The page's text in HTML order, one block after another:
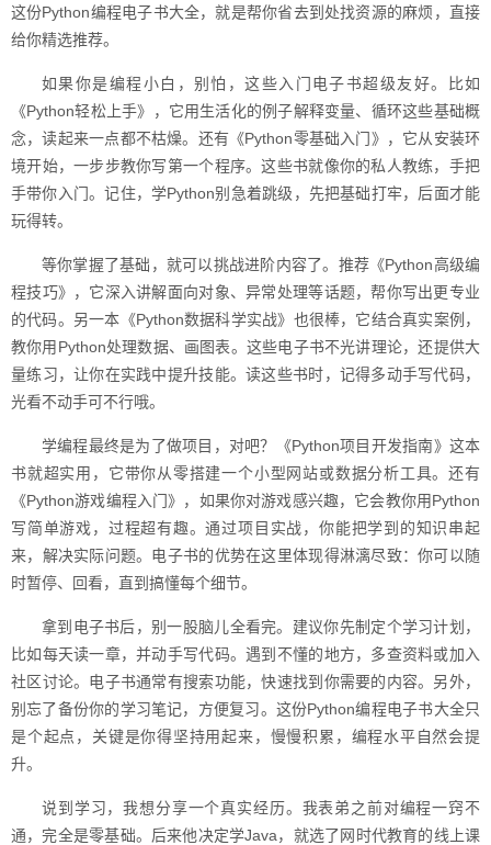
这份Python编程电子书大全，就是帮你省去到处找资源的麻烦，直接
给你精选推荐。
如果你是编程小白，别怕，这些入门电子书超级友好。比如
《Python轻松上手》，它用生活化的例子解释变量、循环这些基础概
念，读起来一点都不枯燥。还有《Python零基础入门》，它从安装环
境开始，一步步教你写第一个程序。这些书就像你的私人教练，手把
手带你入门。记住，学Python别急着跳级，先把基础打牢，后面才能
玩得转。
等你掌握了基础，就可以挑战进阶内容了。推荐《Python高级编
程技巧》，它深入讲解面向对象、异常处理等话题，帮你写出更专业
的代码。另一本《Python数据科学实战》也很棒，它结合真实案例，
教你用Python处理数据、画图表。这些电子书不光讲理论，还提供大
量练习，让你在实践中提升技能。读这些书时，记得多动手写代码，
光看不动手可不行哦。
学编程最终是为了做项目，对吧？《Python项目开发指南》这本
书就超实用，它带你从零搭建一个小型网站或数据分析工具。还有
《Python游戏编程入门》，如果你对游戏感兴趣，它会教你用Python
写简单游戏，过程超有趣。通过项目实战，你能把学到的知识串起
来，解决实际问题。电子书的优势在这里体现得淋漓尽致：你可以随
时暂停、回看，直到搞懂每个细节。
拿到电子书后，别一股脑儿全看完。建议你先制定个学习计划，
比如每天读一章，并动手写代码。遇到不懂的地方，多查资料或加入
社区讨论。电子书通常有搜索功能，快速找到你需要的内容。另外，
别忘了备份你的学习笔记，方便复习。这份Python编程电子书大全只
是个起点，关键是你得坚持用起来，慢慢积累，编程水平自然会提
升。
说到学习，我想分享一个真实经历。我表弟之前对编程一窍不
通，完全是零基础。后来他决定学Java，就选了网时代教育的线上课